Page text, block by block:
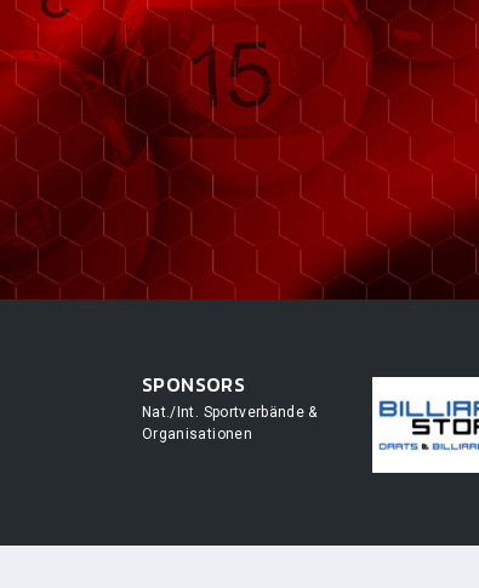
SPONSORS
Nat./Int. Sportverbände &
Organisationen